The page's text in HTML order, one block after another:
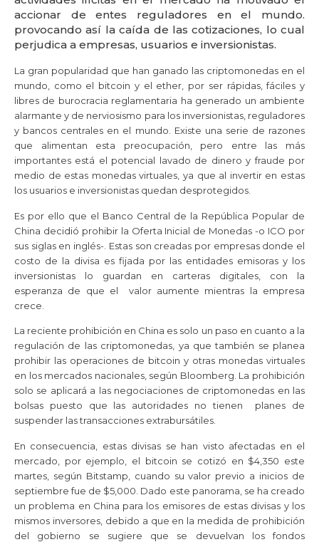
accionar de entes reguladores en el mundo.
provocando así la caída de las cotizaciones, lo cual
perjudica a empresas, usuarios e inversionistas.
La gran popularidad que han ganado las criptomonedas en el
mundo, como el bitcoin y el ether, por ser rápidas, fáciles y
libres de burocracia reglamentaria ha generado un ambiente
alarmante y de nerviosismo para los inversionistas, reguladores
y bancos centrales en el mundo. Existe una serie de razones
que alimentan esta preocupación, pero entre las más
importantes está el potencial lavado de dinero y fraude por
medio de estas monedas virtuales, ya que al invertir en estas
los usuarios e inversionistas quedan desprotegidos.
Es por ello que el Banco Central de la República Popular de
China decidió prohibir la Oferta Inicial de Monedas -o ICO por
sus siglas en inglés-. Estas son creadas por empresas donde el
costo de la divisa es fijada por las entidades emisoras y los
inversionistas lo guardan en carteras digitales, con la
esperanza de que el valor aumente mientras la empresa
crece.
La reciente prohibición en China es solo un paso en cuanto a la
regulación de las criptomonedas, ya que también se planea
prohibir las operaciones de bitcoin y otras monedas virtuales
en los mercados nacionales, según Bloomberg. La prohibición
solo se aplicará a las negociaciones de criptomonedas en las
bolsas puesto que las autoridades no tienen planes de
suspender las transacciones extrabursátiles.
En consecuencia, estas divisas se han visto afectadas en el
mercado, por ejemplo, el bitcoin se cotizó en $4,350 este
martes, según Bitstamp, cuando su valor previo a inicios de
septiembre fue de $5,000. Dado este panorama, se ha creado
un problema en China para los emisores de estas divisas y los
mismos inversores, debido a que en la medida de prohibición
del gobierno se sugiere que se devuelvan los fondos